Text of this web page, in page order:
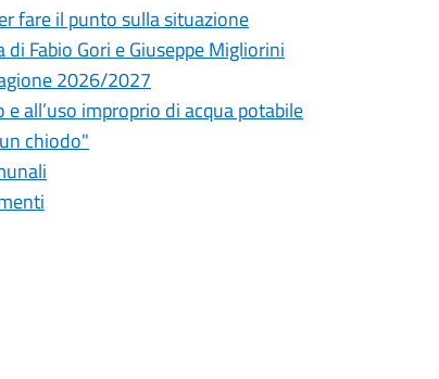
fare il punto sulla situazione
Fabio Gori e Giuseppe Migliorini
2026/2027
all’uso improprio di acqua potabile
chiodo"